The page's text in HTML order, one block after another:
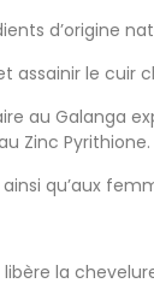
d’origine
assainir le cuir
au Galanga
Zinc Pyrithione.
qu’aux
libère la